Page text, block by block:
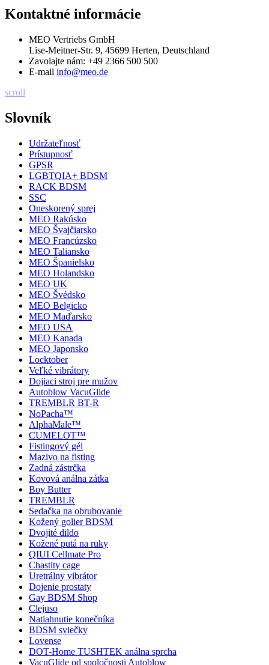
Kontaktné informácie
MEO Vertriebs GmbH
Lise-Meitner-Str. 9, 45699 Herten, Deutschland
Zavolajte nám: +49 2366 500 500
E-mail info@meo.de
scroll
Slovník
Udržateľnosť
Prístupnosť
GPSR
LGBTQIA+ BDSM
RACK BDSM
SSC
Oneskorený sprej
MEO Rakúsko
MEO Švajčiarsko
MEO Francúzsko
MEO Taliansko
MEO Španielsko
MEO Holandsko
MEO UK
MEO Švédsko
MEO Belgicko
MEO Maďarsko
MEO USA
MEO Kanada
MEO Japonsko
Locktober
Veľké vibrátory
Dojiaci stroj pre mužov
Autoblow VacuGlide
TREMBLR BT-R
NoPacha™
AlphaMale™
CUMELOT™
Fistingový gél
Mazivo na fisting
Zadná zástrčka
Kovová análna zátka
Boy Butter
TREMBLR
Sedačka na obrubovanie
Kožený golier BDSM
Dvojité dildo
Kožené putá na ruky
QIUI Cellmate Pro
Chastity cage
Uretrálny vibrátor
Dojenie prostaty
Gay BDSM Shop
Clejuso
Natiahnutie konečníka
BDSM sviečky
Lovense
DOT-Home TUSHTEK análna sprcha
VacuGlide od spoločnosti Autoblow